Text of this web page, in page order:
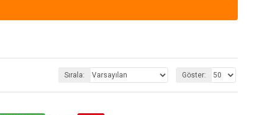
Sırala: Göster: